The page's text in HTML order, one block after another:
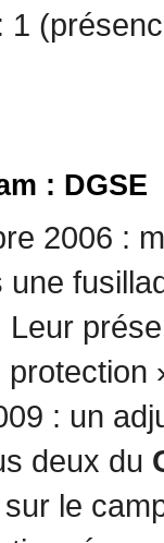
1
: DGSE
2006 :
une
Leur
protection
: un
deux du
sur le